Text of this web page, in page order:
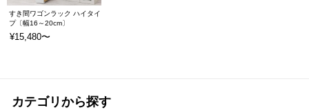
すき間ワゴンラック ハイタイ
プ〔幅16～20cm〕
¥15,480〜
カテゴリから探す